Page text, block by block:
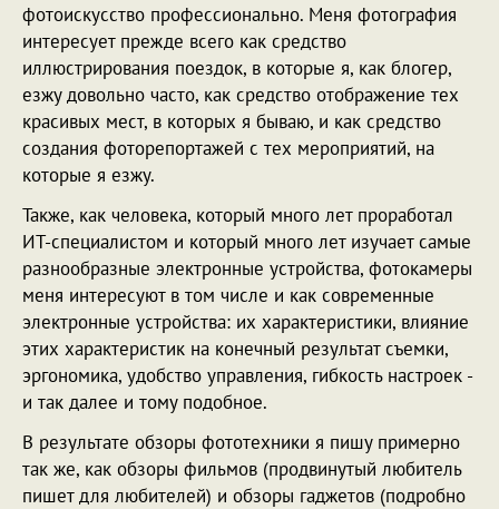
фотоискусство профессионально. Меня фотография
интересует прежде всего как средство
иллюстрирования поездок, в которые я, как блогер,
езжу довольно часто, как средство отображение тех
красивых мест, в которых я бываю, и как средство
создания фоторепортажей с тех мероприятий, на
которые я езжу.
Также, как человека, который много лет проработал
ИТ-специалистом и который много лет изучает самые
разнообразные электронные устройства, фотокамеры
меня интересуют в том числе и как современные
электронные устройства: их характеристики, влияние
этих характеристик на конечный результат съемки,
эргономика, удобство управления, гибкость настроек -
и так далее и тому подобное.
В результате обзоры фототехники я пишу примерно
так же, как обзоры фильмов (продвинутый любитель
пишет для любителей) и обзоры гаджетов (подробно